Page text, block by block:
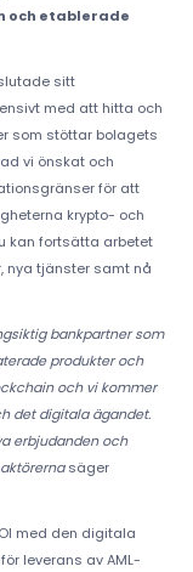
och etablerade
sitt
med att hitta och
som stöttar bolagets
vi önskat och
för att
krypto- och
kan fortsätta arbetet
nya tjänster samt nå
bankpartner som
produkter och
och vi kommer
det digitala ägandet.
erbjudanden och
säger
med den digitala
leverans av AML-